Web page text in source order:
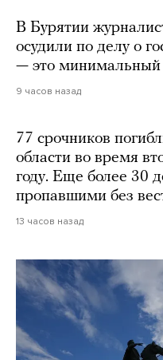
В Бурятии
осудили по делу о
— это минимальный
9 часов назад
77 срочников
области во время
году. Еще более 30
пропавшими без
13 часов назад